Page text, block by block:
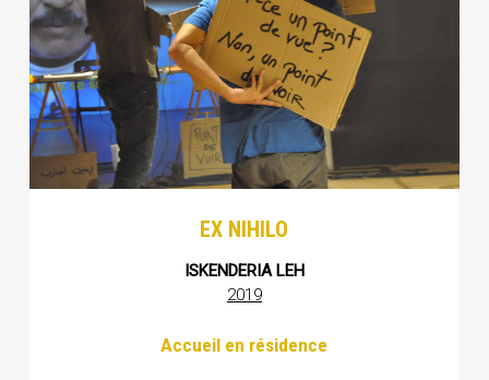
EX NIHILO
ISKENDERIA LEH
2019
Accueil en résidence